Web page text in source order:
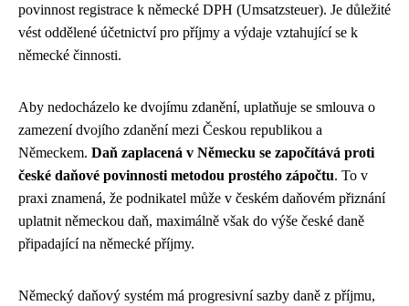
povinnost registrace k německé DPH (Umsatzsteuer). Je důležité
vést oddělené účetnictví pro příjmy a výdaje vztahující se k
německé činnosti.
Aby nedocházelo ke dvojímu zdanění, uplatňuje se smlouva o
zamezení dvojího zdanění mezi Českou republikou a
Německem. Daň zaplacená v Německu se započítává proti
české daňové povinnosti metodou prostého zápočtu. To v
praxi znamená, že podnikatel může v českém daňovém přiznání
uplatnit německou daň, maximálně však do výše české daně
připadající na německé příjmy.
Německý daňový systém má progresivní sazby daně z příjmu,